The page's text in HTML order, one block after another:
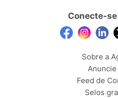
Conecte-
Sobre a
Anuncie
Feed de
Selos